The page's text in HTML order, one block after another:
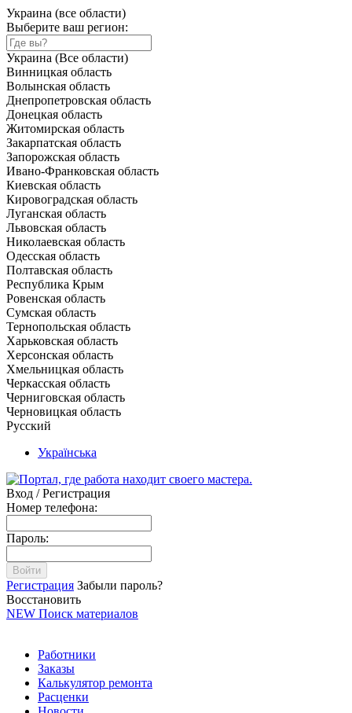
Украина (все области)
Выберите ваш регион:
Украина (Все области)
Винницкая область
Волынская область
Днепропетровская область
Донецкая область
Житомирская область
Закарпатская область
Запорожская область
Ивано-Франковская область
Киевская область
Кировоградская область
Луганская область
Львовская область
Николаевская область
Одесская область
Полтавская область
Республика Крым
Ровенская область
Сумская область
Тернопольская область
Харьковская область
Херсонская область
Хмельницкая область
Черкасская область
Черниговская область
Черновицкая область
Русский
Українська
Вход / Регистрация
Номер телефона:
Пароль:
Войти
Регистрация Забыли пароль?
Восстановить
NEW Поиск материалов
Работники
Заказы
Калькулятор ремонта
Расценки